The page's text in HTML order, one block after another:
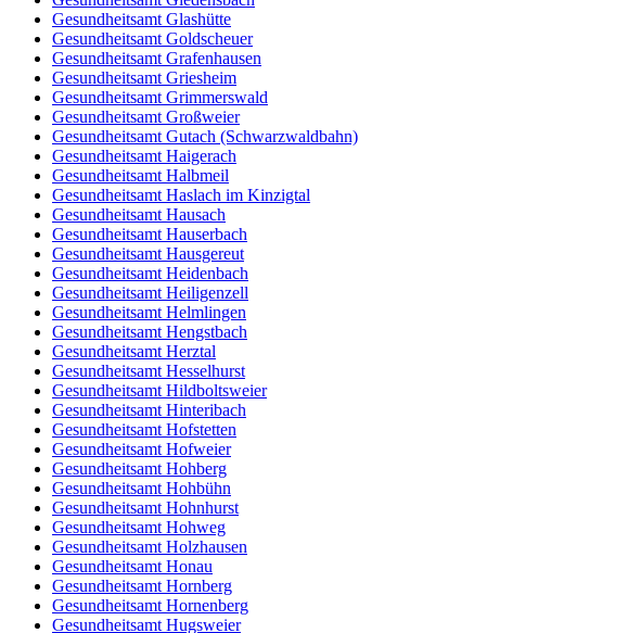
Gesundheitsamt Glashütte
Gesundheitsamt Goldscheuer
Gesundheitsamt Grafenhausen
Gesundheitsamt Griesheim
Gesundheitsamt Grimmerswald
Gesundheitsamt Großweier
Gesundheitsamt Gutach (Schwarzwaldbahn)
Gesundheitsamt Haigerach
Gesundheitsamt Halbmeil
Gesundheitsamt Haslach im Kinzigtal
Gesundheitsamt Hausach
Gesundheitsamt Hauserbach
Gesundheitsamt Hausgereut
Gesundheitsamt Heidenbach
Gesundheitsamt Heiligenzell
Gesundheitsamt Helmlingen
Gesundheitsamt Hengstbach
Gesundheitsamt Herztal
Gesundheitsamt Hesselhurst
Gesundheitsamt Hildboltsweier
Gesundheitsamt Hinteribach
Gesundheitsamt Hofstetten
Gesundheitsamt Hofweier
Gesundheitsamt Hohberg
Gesundheitsamt Hohbühn
Gesundheitsamt Hohnhurst
Gesundheitsamt Hohweg
Gesundheitsamt Holzhausen
Gesundheitsamt Honau
Gesundheitsamt Hornberg
Gesundheitsamt Hornenberg
Gesundheitsamt Hugsweier